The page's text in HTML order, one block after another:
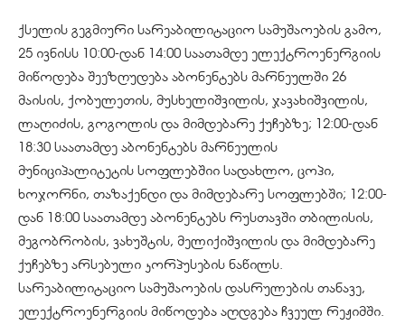
ქსელის გეგმიური სარეაბილიტაციო სამუშაოების გამო,
25 ივნისს 10:00-დან 14:00 საათამდე ელექტროენერგიის
მიწოდება შეეზღუდება აბონენტებს მარნეულში 26
მაისის, ქობულეთის, მუსხელიშვილის, ჯავახიშვილის,
ლაღიძის, გოგოლის და მიმდებარე ქუჩებზე; 12:00-დან
18:30 საათამდე აბონენტებს მარნეულის
მუნიციპალიტეტის სოფლებშიი სადახლო, ცოპი,
ხოჯორნი, თაზაქენდი და მიმდებარე სოფლებში; 12:00-
დან 18:00 საათამდე აბონენტებს რუსთავში თბილისის,
მეგობრობის, ვახუშტის, მელიქიშვილის და მიმდებარე
ქუჩებზე არსებული კორპუსების ნაწილს.
სარეაბილიტაციო სამუშაოების დასრულების თანავე,
ელექტროენერგიის მიწოდება აღდგება ჩვეულ რეჟიმში.